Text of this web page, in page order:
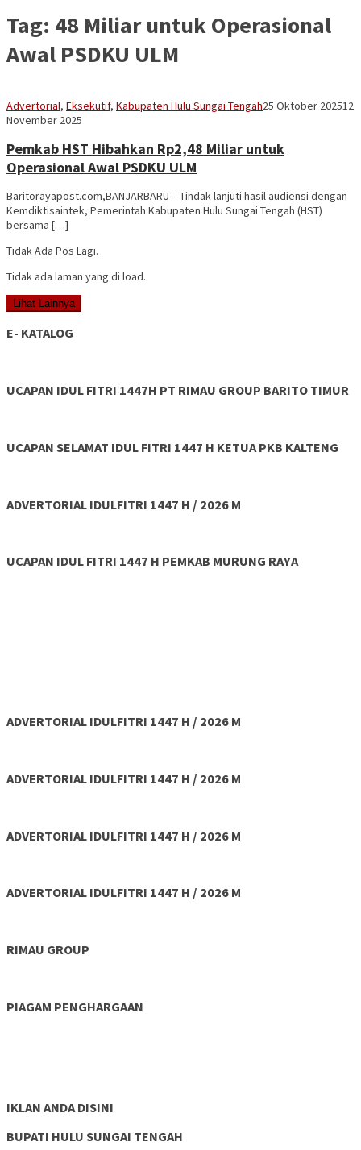
Tag: 48 Miliar untuk Operasional
Awal PSDKU ULM
Advertorial, Eksekutif, Kabupaten Hulu Sungai TengahMask
25 Oktober 202512
November 2025
Pemkab HST Hibahkan Rp2,48 Miliar untuk
Operasional Awal PSDKU ULM
Baritorayapost.com,BANJARBARU – Tindak lanjuti hasil audiensi dengan
Kemdiktisaintek, Pemerintah Kabupaten Hulu Sungai Tengah (HST)
bersama […]
Tidak Ada Pos Lagi.
Tidak ada laman yang di load.
Lihat Lainnya
E- KATALOG
UCAPAN IDUL FITRI 1447H PT RIMAU GROUP BARITO TIMUR
UCAPAN SELAMAT IDUL FITRI 1447 H KETUA PKB KALTENG
ADVERTORIAL IDULFITRI 1447 H / 2026 M
UCAPAN IDUL FITRI 1447 H PEMKAB MURUNG RAYA
ADVERTORIAL IDULFITRI 1447 H / 2026 M
ADVERTORIAL IDULFITRI 1447 H / 2026 M
ADVERTORIAL IDULFITRI 1447 H / 2026 M
ADVERTORIAL IDULFITRI 1447 H / 2026 M
RIMAU GROUP
PIAGAM PENGHARGAAN
IKLAN ANDA DISINI
BUPATI HULU SUNGAI TENGAH